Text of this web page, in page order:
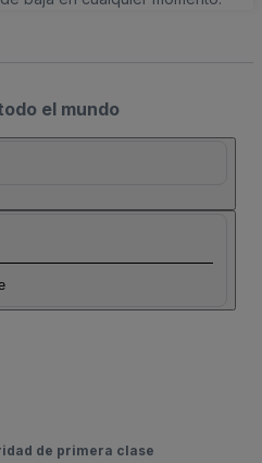
el mundo
de primera clase